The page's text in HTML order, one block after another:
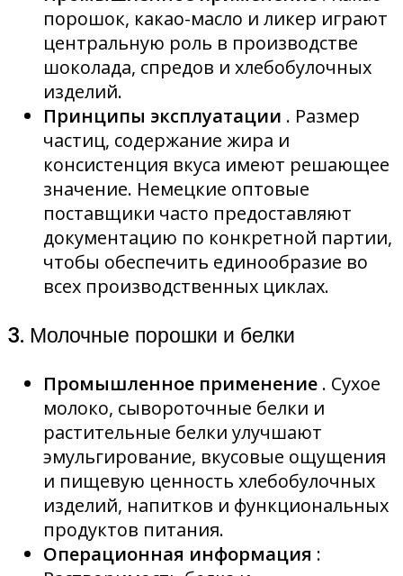
порошок, какао-масло и ликер играют
центральную роль в производстве
шоколада, спредов и хлебобулочных
изделий.
Принципы эксплуатации . Размер
частиц, содержание жира и
консистенция вкуса имеют решающее
значение. Немецкие оптовые
поставщики часто предоставляют
документацию по конкретной партии,
чтобы обеспечить единообразие во
всех производственных циклах.
3. Молочные порошки и белки
Промышленное применение . Сухое
молоко, сывороточные белки и
растительные белки улучшают
эмульгирование, вкусовые ощущения
и пищевую ценность хлебобулочных
изделий, напитков и функциональных
продуктов питания.
Операционная информация :